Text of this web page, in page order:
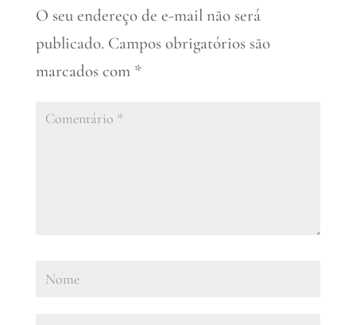
O seu endereço de e-mail não será
publicado. Campos obrigatórios são
marcados com *